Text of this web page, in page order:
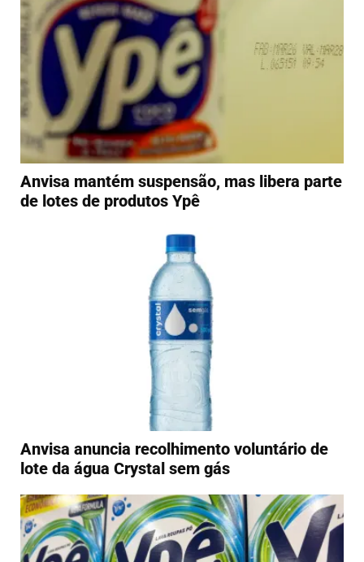
Anvisa mantém suspensão, mas libera parte
de lotes de produtos Ypê
Anvisa anuncia recolhimento voluntário de
lote da água Crystal sem gás